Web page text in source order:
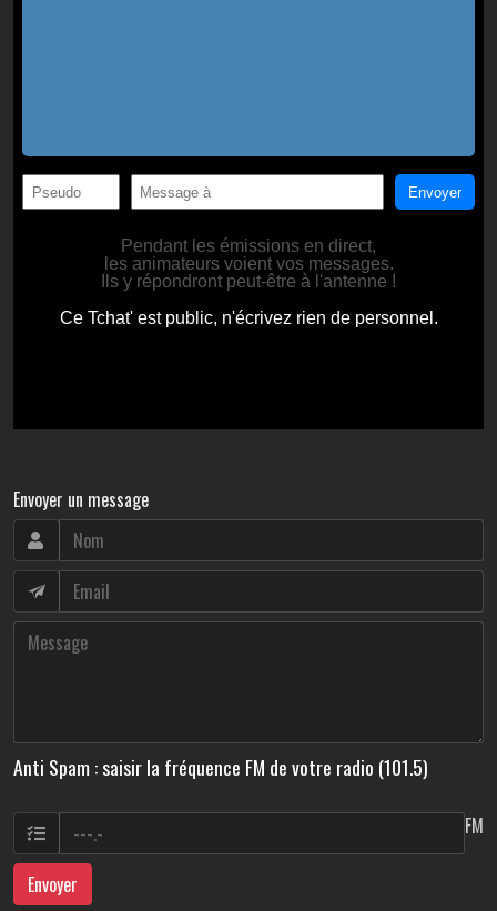
Envoyer un message
Anti Spam : saisir la fréquence FM de votre radio (101.5)
FM
Envoyer